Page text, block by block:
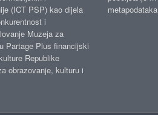
(ICT PSP) kao dijela
i
Muzeja za
Partage Plus financijski
Republike
obrazovanje, kulturu i